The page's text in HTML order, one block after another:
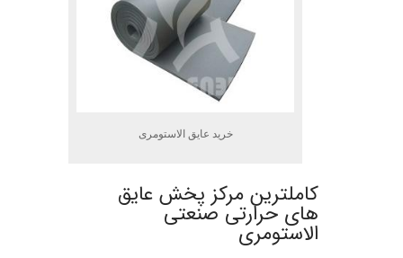
خرید عایق الاستومری
کاملترین مرکز پخش عایق
های حرارتی صنعتی
الاستومری